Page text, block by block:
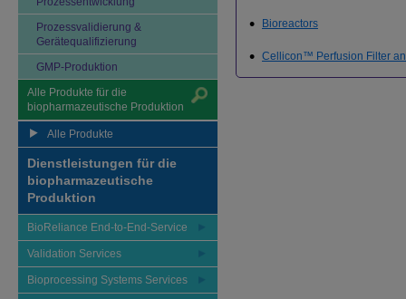
Prozessvalidierung &
Gerätequalifizierung
GMP-Produktion
Alle Produkte für die
biopharmazeutische Produktion
Alle Produkte
Dienstleistungen für die
biopharmazeutische
Produktion
BioReliance End-to-End-Service
Validation Services
Bioprocessing Systems Services
Bioreactors
Cellicon™ Perfusion Filter